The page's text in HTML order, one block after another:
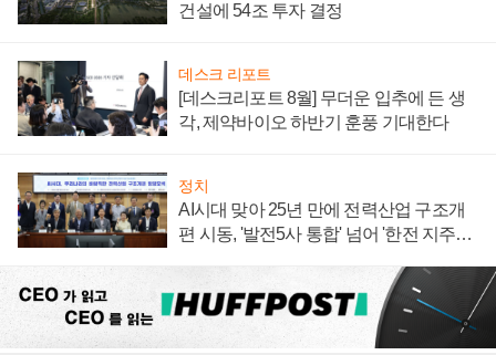
건설에 54조 투자 결정
데스크 리포트
[데스크리포트 8월] 무더운 입추에 든 생
각, 제약바이오 하반기 훈풍 기대한다
정치
AI시대 맞아 25년 만에 전력산업 구조개
편 시동, '발전5사 통합' 넘어 '한전 지주사'